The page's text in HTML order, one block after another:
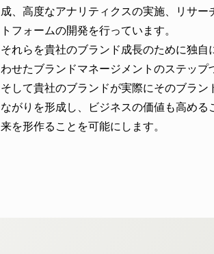
成、高度なアナリティクスの実施、リサー
トフォームの開発を行っています。
それらを貴社のブランド成長のために独
わせたブランドマネージメントのステップ
そして貴社のブランドが実際にそのブラ
ながりを形成し、ビジネスの価値も高め
来を形作ることを可能にします。